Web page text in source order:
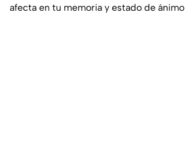
afecta en tu memoria y estado de ánimo